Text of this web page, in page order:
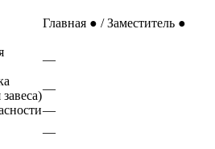
Главная ● / Заместитель ●
—
—
—
—